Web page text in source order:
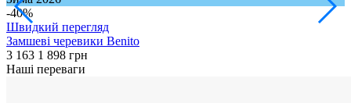
-40%
Швидкий перегляд
Замшеві черевики Benito
3 163 1 898 грн
Наші переваги